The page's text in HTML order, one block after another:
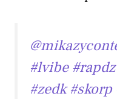
#lvibe #rapdz
#zedk #skorp